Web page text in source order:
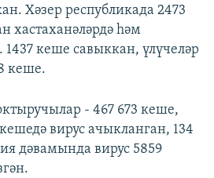
Хәзер республикада 2473
хастаханәләрдә һәм
1437 кеше савыккан, үлүчеләр
кеше.
- 467 673 кеше,
вирус ачыкланган, 134
дәвамында вирус 5859